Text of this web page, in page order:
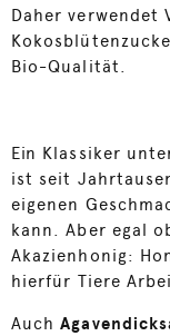
Daher verwendet
Bio-Qualität.
Ein Klassiker
ist seit
eigenen
kann. Aber egal
Akazienhonig:
hierfür Tiere
Auch